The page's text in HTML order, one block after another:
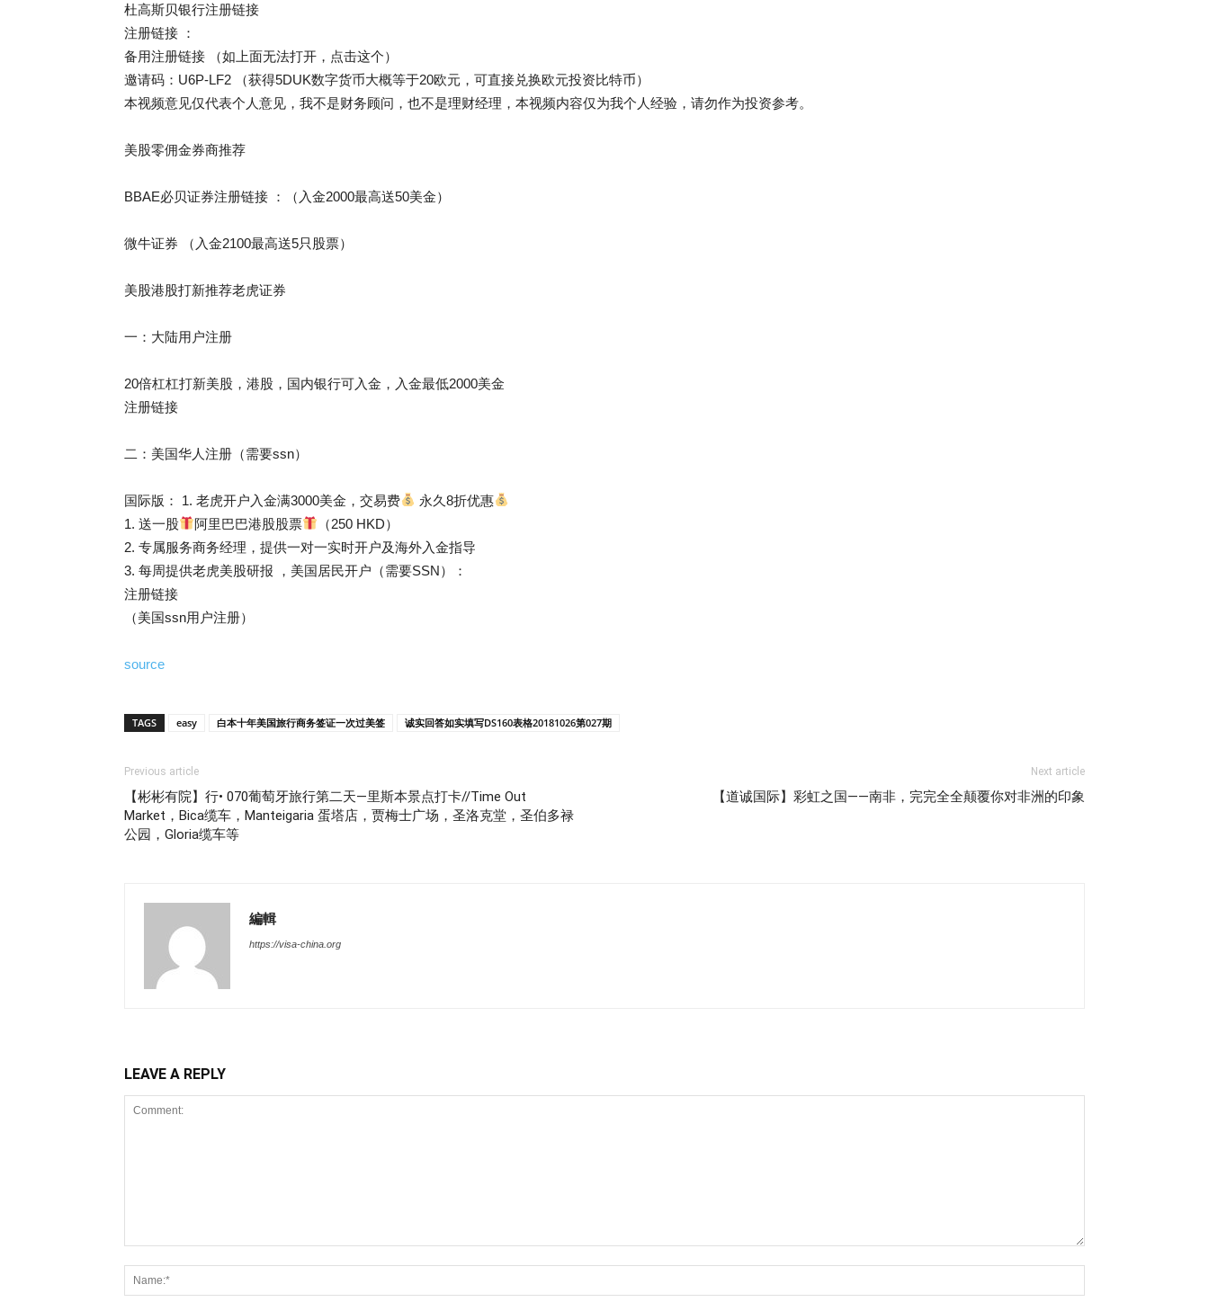
杜高斯贝银行注册链接
注册链接 ：
备用注册链接 （如上面无法打开，点击这个）
邀请码：U6P-LF2 （获得5DUK数字货币大概等于20欧元，可直接兑换欧元投资比特币）
本视频意见仅代表个人意见，我不是财务顾问，也不是理财经理，本视频内容仅为我个人经验，请勿作为投资参考。
美股零佣金券商推荐
BBAE必贝证券注册链接 ：（入金2000最高送50美金）
微牛证券 （入金2100最高送5只股票）
美股港股打新推荐老虎证券
一：大陆用户注册
20倍杠杠打新美股，港股，国内银行可入金，入金最低2000美金
注册链接
二：美国华人注册（需要ssn）
国际版： 1. 老虎开户入金满3000美金，交易费
永久8折优惠
1. 送一股
阿里巴巴港股股票
（250 HKD）
2. 专属服务商务经理，提供一对一实时开户及海外入金指导
3. 每周提供老虎美股研报 ，美国居民开户（需要SSN）：
注册链接
（美国ssn用户注册）
source
TAGS easy 白本十年美国旅行商务签证一次过美签 诚实回答如实填写DS160表格20181026第027期
Previous article
【彬彬有院】行• 070葡萄牙旅行第二天—里斯本景点打卡//Time Out
Market，Bica缆车，Manteigaria 蛋塔店，贾梅士广场，圣洛克堂，圣伯多禄
公园，Gloria缆车等
Next article
【道诚国际】彩虹之国——南非，完完全全颠覆你对非洲的印象
編輯
https://visa-china.org
LEAVE A REPLY